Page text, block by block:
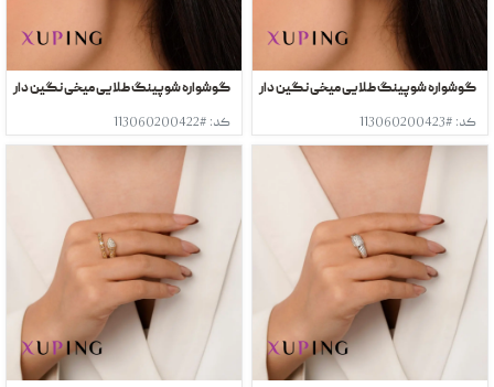
گوشواره شوپینگ طلایی میخی نگین دار
کد: #113060200423
گوشواره شوپینگ طلایی میخی نگین دار
کد: #113060200422